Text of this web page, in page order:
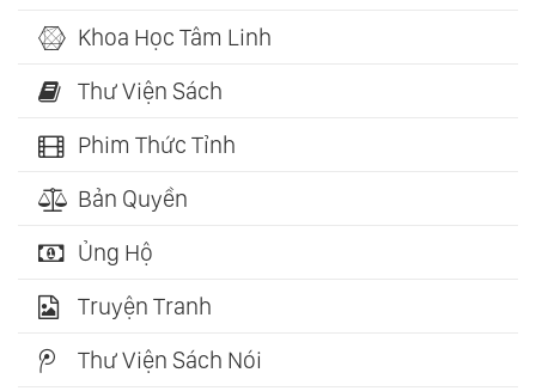
Khoa Học Tâm Linh
Thư Viện Sách
Phim Thức Tỉnh
Bản Quyền
Ủng Hộ
Truyện Tranh
Thư Viện Sách Nói